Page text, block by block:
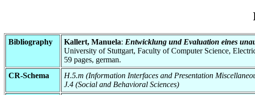
Bibliography Kallert, Manuela: Entwicklung und Evaluation eines
University of Stuttgart, Faculty of Computer Science,
59 pages, german.
CR-Schema
H.5.m (Information Interfaces and Presentation
J.4 (Social and Behavioral Sciences)